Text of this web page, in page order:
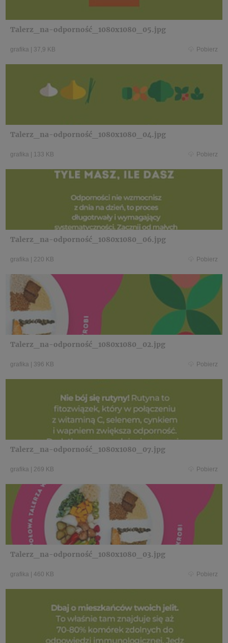
Talerz_na-odporność_1080x1080_05.jpg
grafika 37,9 KB Pobierz
Talerz_na-odporność_1080x1080_04.jpg
grafika 133 KB Pobierz
Talerz_na-odporność_1080x1080_06.jpg
grafika 220 KB Pobierz
Talerz_na-odporność_1080x1080_02.jpg
grafika 396 KB Pobierz
Talerz_na-odporność_1080x1080_07.jpg
grafika 269 KB Pobierz
Talerz_na-odporność_1080x1080_03.jpg
grafika 460 KB Pobierz